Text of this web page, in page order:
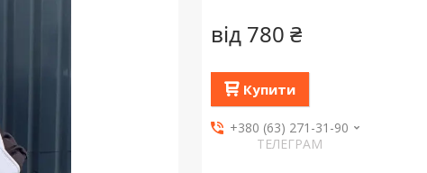
від 780 ₴
Купити
+380 (63) 271-31-90
ТЕЛЕГРАМ